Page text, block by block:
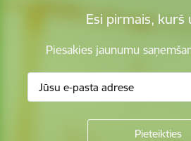
Esi pirmais, kurš
Piesakies jaunumu